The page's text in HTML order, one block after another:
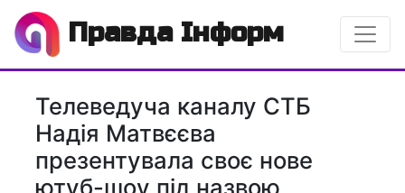
Правда Інформ
Телеведуча каналу СТБ
Надія Матвєєва
презентувала своє нове
ютуб-шоу під назвою